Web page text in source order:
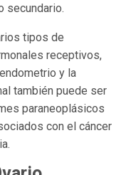
secundario.
tipos de
receptivos,
y la
también puede ser
paraneoplásicos
con el cáncer